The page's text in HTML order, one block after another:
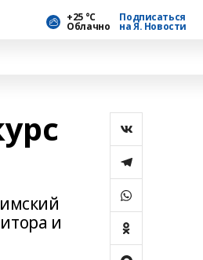
+25 °С
Облачно
Подписаться
на Я. Новости
и